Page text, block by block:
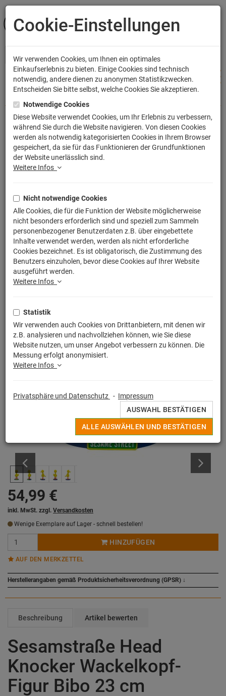
ANMELDEN
Sesamstraße Head Knocker
Wackelkopf-Figur Bibo 23 cm
Artikelnummer: NECA08615-01
Previous
54,99 €
inkl. MwSt. zzgl. Versandkosten
Wenige Exemplare auf Lager - schnell bestellen!
HINZUFÜGEN
AUF DEN MERKZETTEL
Herstellerangaben gemäß Produktsicherheitsverordnung (GPSR) ↓
Beschreibung Artikel bewerten
Sesamstraße Head
Knocker Wackelkopf-
Figur Bibo 23 cm
Cookie-Einstellungen
Wir verwenden Cookies, um Ihnen ein optimales
Einkaufserlebnis zu bieten. Einige Cookies sind technisch
notwendig, andere dienen zu anonymen Statistikzwecken.
Entscheiden Sie bitte selbst, welche Cookies Sie akzeptieren.
Notwendige Cookies
Diese Website verwendet Cookies, um Ihr Erlebnis zu verbessern,
während Sie durch die Website navigieren. Von diesen Cookies
werden als notwendig kategorisierten Cookies in Ihrem Browser
gespeichert, da sie für das Funktionieren der Grundfunktionen
der Website unerlässlich sind.
Weitere Infos
Nicht notwendige Cookies
Alle Cookies, die für die Funktion der Website möglicherweise
nicht besonders erforderlich sind und speziell zum Sammeln
personenbezogener Benutzerdaten z.B. über eingebettete
Inhalte verwendet werden, werden als nicht erforderliche
Cookies bezeichnet. Es ist obligatorisch, die Zustimmung des
Benutzers einzuholen, bevor diese Cookies auf Ihrer Website
ausgeführt werden.
Weitere Infos
Statistik
Wir verwenden auch Cookies von Drittanbietern, mit denen wir
z.B. analysieren und nachvollziehen können, wie Sie diese
Website nutzen, um unser Angebot verbessern zu können. Die
Messung erfolgt anonymisiert.
Weitere Infos
Privatsphäre und Datenschutz - Impressum
AUSWAHL BESTÄTIGEN
ALLE AUSWÄHLEN UND BESTÄTIGEN